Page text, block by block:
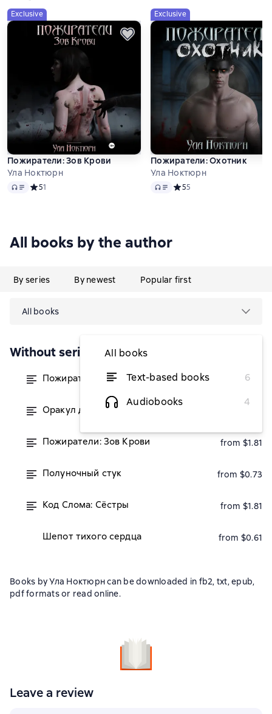
Exclusive
Пожиратели: Зов Крови
Ула Ноктюрн
Audio Средний рейтинг 5 на основе 1 оценок
51
Exclusive
Пожиратели: Охотник
Ула Ноктюрн
Audio Средний рейтинг 5 на
55
All books by the author
By series By newest Popular first
All books
All books
Text-based books
6
Audiobooks
4
Without series
Пожиратели: Охотник from $2.79
Оракул для Бога
Пожиратели: Зов Крови from $1.81
Полуночный стук from $0.73
Код Слома: Сёстры from $1.81
Шепот тихого сердца from $0.61
Books by Ула Ноктюрн can be downloaded in fb2, txt, epub,
pdf formats or read online.
Leave a review